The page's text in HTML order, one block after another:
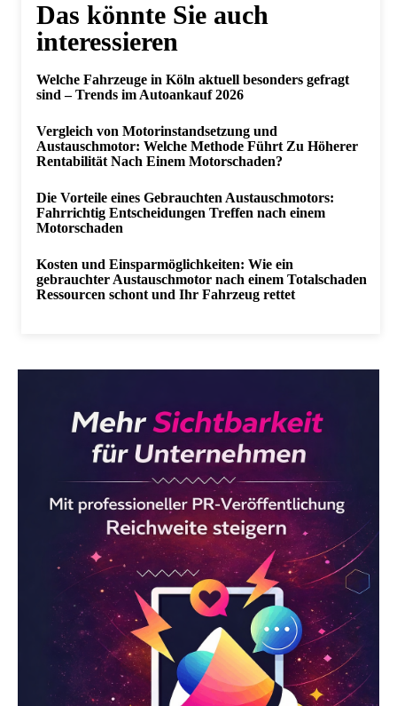
Das könnte Sie auch
interessieren
Welche Fahrzeuge in Köln aktuell besonders gefragt
sind – Trends im Autoankauf 2026
Vergleich von Motorinstandsetzung und
Austauschmotor: Welche Methode Führt Zu Höherer
Rentabilität Nach Einem Motorschaden?
Die Vorteile eines Gebrauchten Austauschmotors:
Fahrrichtig Entscheidungen Treffen nach einem
Motorschaden
Kosten und Einsparmöglichkeiten: Wie ein
gebrauchter Austauschmotor nach einem Totalschaden
Ressourcen schont und Ihr Fahrzeug rettet